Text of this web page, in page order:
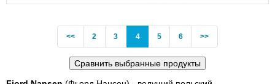
<<Previous
2 3 4(current)
5 6 >>